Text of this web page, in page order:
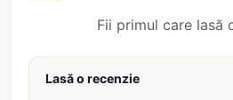
Fii primul care lasă
Lasă o recenzie